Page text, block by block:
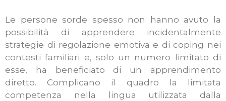
Le persone sorde spesso non hanno avuto la
possibilità di apprendere incidentalmente
strategie di regolazione emotiva e di coping nei
contesti familiari e, solo un numero limitato di
esse, ha beneficiato di un apprendimento
diretto. Complicano il quadro la limitata
competenza nella lingua utilizzata dalla